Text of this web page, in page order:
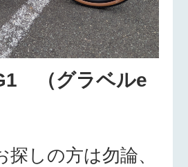
（グラベルe
しの方は勿論、